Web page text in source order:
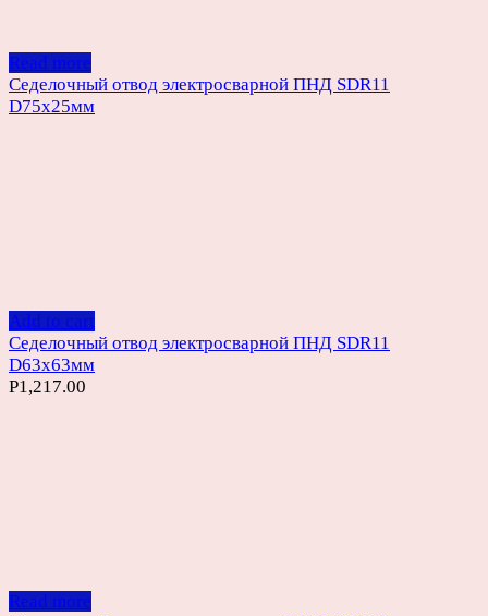
Read more
Седелочный отвод электросварной ПНД SDR11
D75х25мм
Add to cart
Седелочный отвод электросварной ПНД SDR11
D63х63мм
Р1,217.00
Read more